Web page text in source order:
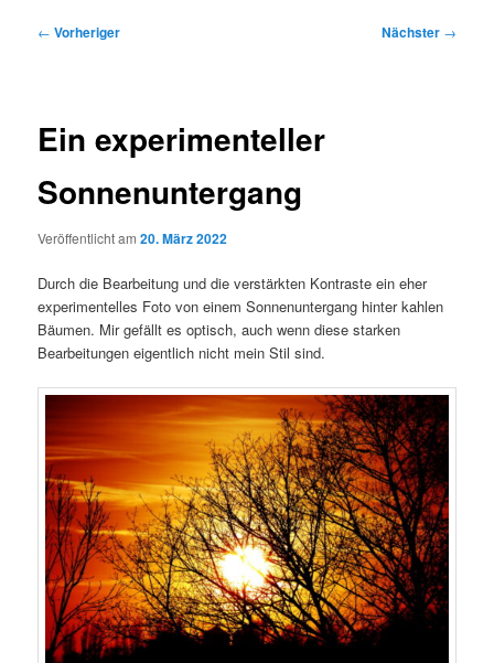
Beitragsnavigation
← Vorheriger Nächster →
Ein experimenteller
Sonnenuntergang
Veröffentlicht am20. März 2022
Durch die Bearbeitung und die verstärkten Kontraste ein eher
experimentelles Foto von einem Sonnenuntergang hinter kahlen
Bäumen. Mir gefällt es optisch, auch wenn diese starken
Bearbeitungen eigentlich nicht mein Stil sind.